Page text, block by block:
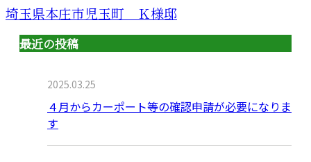
埼玉県本庄市児玉町 Ｋ様邸
最近の投稿
2025.03.25
４月からカーポート等の確認申請が必要になりま
す